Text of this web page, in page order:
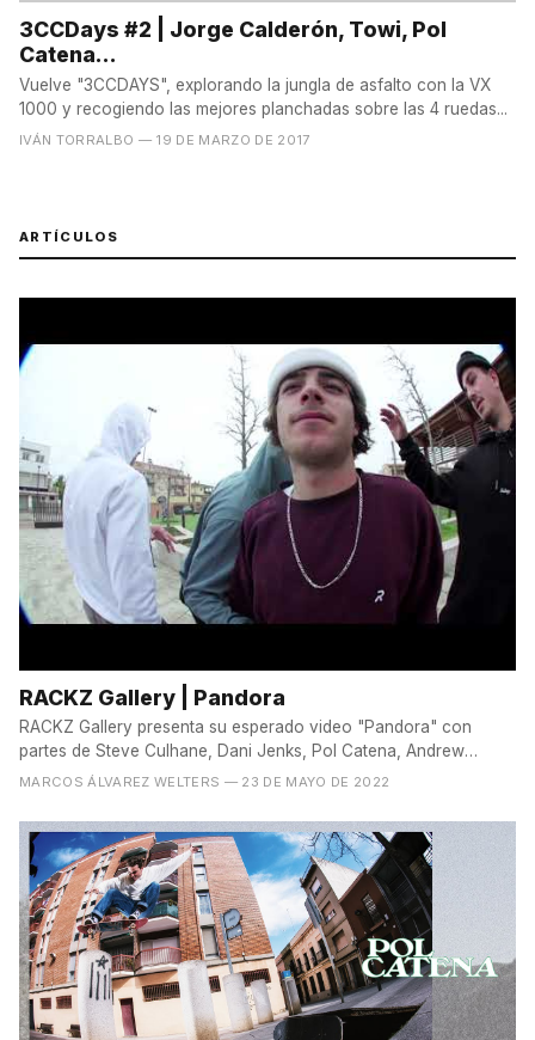
3CCDays #2 | Jorge Calderón, Towi, Pol
Catena...
Vuelve "3CCDAYS", explorando la jungla de asfalto con la VX
1000 y recogiendo las mejores planchadas sobre las 4 ruedas...
IVÁN TORRALBO — 19 DE MARZO DE 2017
ARTÍCULOS
RACKZ Gallery | Pandora
RACKZ Gallery presenta su esperado video "Pandora" con
partes de Steve Culhane, Dani Jenks, Pol Catena, Andrew
Verde,...
MARCOS ÁLVAREZ WELTERS — 23 DE MAYO DE 2022